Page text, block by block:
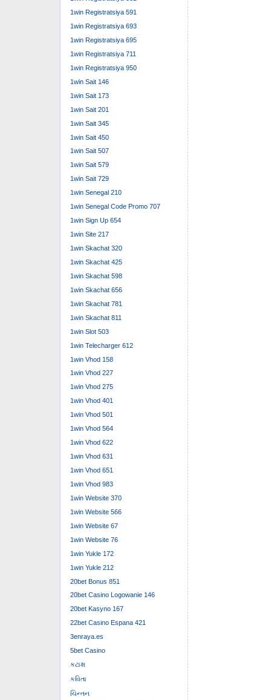
1win Registratsiya 591
1win Registratsiya 693
1win Registratsiya 695
1win Registratsiya 711
1win Registratsiya 950
1win Sait 146
1win Sait 173
1win Sait 201
1win Sait 345
1win Sait 450
1win Sait 507
1win Sait 579
1win Sait 729
1win Senegal 210
1win Senegal Code Promo 707
1win Sign Up 654
1win Site 217
1win Skachat 320
1win Skachat 425
1win Skachat 598
1win Skachat 656
1win Skachat 781
1win Skachat 811
1win Slot 503
1win Telecharger 612
1win Vhod 158
1win Vhod 227
1win Vhod 275
1win Vhod 401
1win Vhod 501
1win Vhod 564
1win Vhod 622
1win Vhod 631
1win Vhod 651
1win Vhod 983
1win Website 370
1win Website 566
1win Website 67
1win Website 76
1win Yukle 172
1win Yukle 212
20bet Bonus 851
20bet Casino Logowanie 146
20bet Kasyno 167
22bet Casino Espana 421
3enraya.es
5bet Casino
કટાક્ષ
કવિતા
ચિન્તન